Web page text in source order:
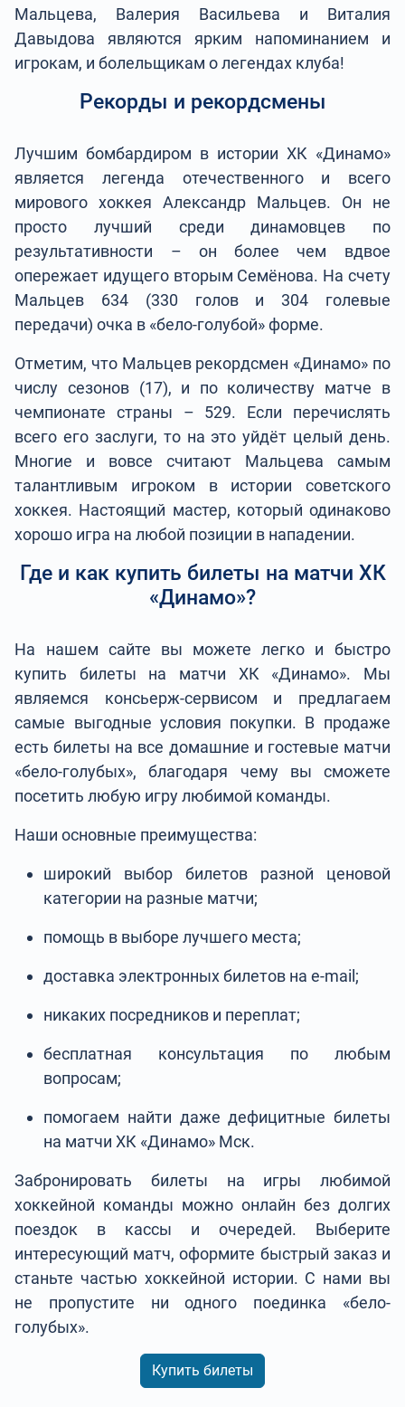
Мальцева, Валерия Васильева и Виталия
Давыдова являются ярким напоминанием и
игрокам, и болельщикам о легендах клуба!
Рекорды и рекордсмены
Лучшим бомбардиром в истории ХК «Динамо»
является легенда отечественного и всего
мирового хоккея Александр Мальцев. Он не
просто лучший среди динамовцев по
результативности – он более чем вдвое
опережает идущего вторым Семёнова. На счету
Мальцев 634 (330 голов и 304 голевые
передачи) очка в «бело-голубой» форме.
Отметим, что Мальцев рекордсмен «Динамо» по
числу сезонов (17), и по количеству матче в
чемпионате страны – 529. Если перечислять
всего его заслуги, то на это уйдёт целый день.
Многие и вовсе считают Мальцева самым
талантливым игроком в истории советского
хоккея. Настоящий мастер, который одинаково
хорошо игра на любой позиции в нападении.
Где и как купить билеты на матчи ХК
«Динамо»?
На нашем сайте вы можете легко и быстро
купить билеты на матчи ХК «Динамо». Мы
являемся консьерж-сервисом и предлагаем
самые выгодные условия покупки. В продаже
есть билеты на все домашние и гостевые матчи
«бело-голубых», благодаря чему вы сможете
посетить любую игру любимой команды.
Наши основные преимущества:
широкий выбор билетов разной ценовой
категории на разные матчи;
помощь в выборе лучшего места;
доставка электронных билетов на e-mail;
никаких посредников и переплат;
бесплатная консультация по любым
вопросам;
помогаем найти даже дефицитные билеты
на матчи ХК «Динамо» Мск.
Забронировать билеты на игры любимой
хоккейной команды можно онлайн без долгих
поездок в кассы и очередей. Выберите
интересующий матч, оформите быстрый заказ и
станьте частью хоккейной истории. С нами вы
не пропустите ни одного поединка «бело-
голубых».
Купить билеты